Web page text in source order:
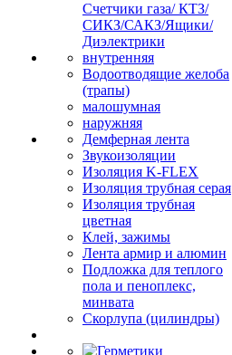
Счетчики газа/ КТЗ/
СИКЗ/САКЗ/Ящики/
Диэлектрики
внутренняя
Водоотводящие желоба
(трапы)
малошумная
наружняя
Демферная лента
Звукоизоляции
Изоляция K-FLEX
Изоляция трубная серая
Изоляция трубная
цветная
Клей, зажимы
Лента армир и алюмин
Подложка для теплого
пола и пеноплекс,
минвата
Скорлупа (цилиндры)